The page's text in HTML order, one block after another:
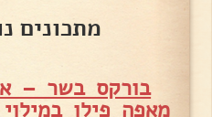
מתכונים
בורקס בשר –
מאפה פילו